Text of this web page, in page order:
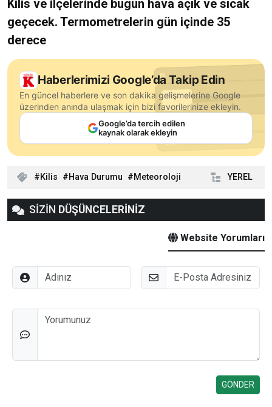
Kilis ve ilçelerinde bugün hava açık ve sıcak
geçecek. Termometrelerin gün içinde 35
derece
Haberlerimizi Google’da Takip Edin
En güncel haberlere ve son dakika gelişmelerine Google
üzerinden anında ulaşmak için bizi favorilerinize ekleyin.
Google’da tercih edilen
kaynak olarak ekleyin
Kilis Hava Durumu Meteoroloji YEREL
SİZİN DÜŞÜNCELERİNİZ
Website Yorumları
Adınız E-Posta
Düşünceleriniz